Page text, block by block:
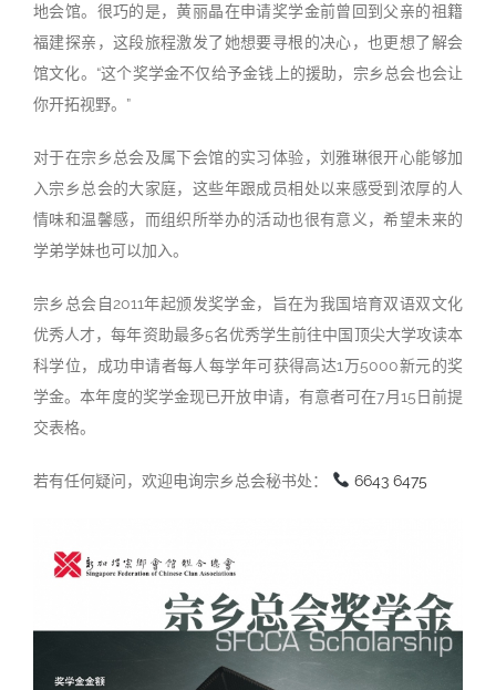
地会馆。很巧的是，黄丽晶在申请奖学金前曾回到父亲的祖籍
福建探亲，这段旅程激发了她想要寻根的决心，也更想了解会
馆文化。“这个奖学金不仅给予金钱上的援助，宗乡总会也会让
你开拓视野。”
对于在宗乡总会及属下会馆的实习体验，刘雅琳很开心能够加
入宗乡总会的大家庭，这些年跟成员相处以来感受到浓厚的人
情味和温馨感，而组织所举办的活动也很有意义，希望未来的
学弟学妹也可以加入。
宗乡总会自2011年起颁发奖学金，旨在为我国培育双语双文化
优秀人才，每年资助最多5名优秀学生前往中国顶尖大学攻读本
科学位，成功申请者每人每学年可获得高达1万5000新元的奖
学金。本年度的奖学金现已开放申请，有意者可在7月15日前提
交表格。
若有任何疑问，欢迎电询宗乡总会秘书处： 6643 6475